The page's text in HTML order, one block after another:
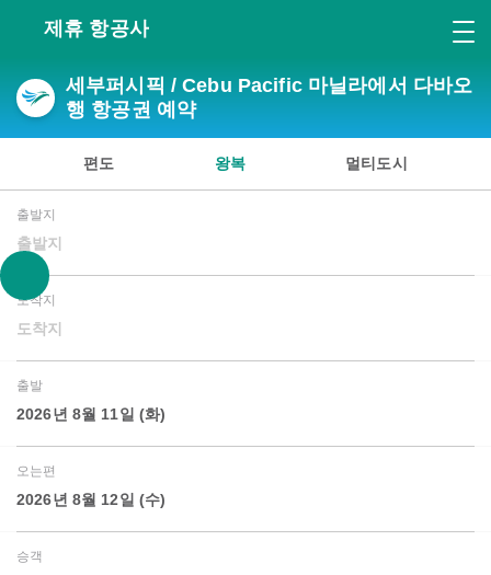
제휴 항공사
세부퍼시픽 / Cebu Pacific 마닐라에서 다바오
행 항공권 예약
편도 왕복 멀티도시
출발지
출발지
도착지
도착지
출발
2026년 8월 11일 (화)
오는편
2026년 8월 12일 (수)
승객